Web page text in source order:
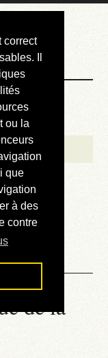
correct
Il
ou la
que
à des
contre
de la